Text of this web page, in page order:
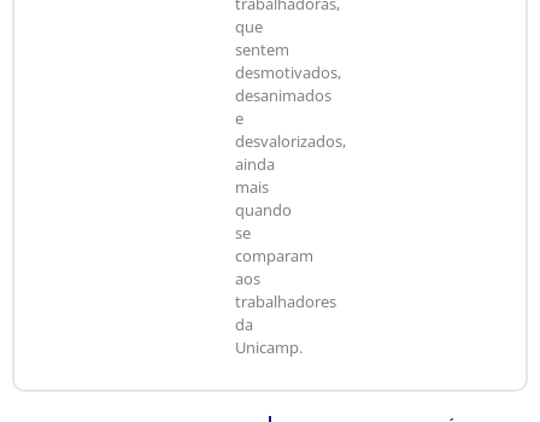
que
sentem
desmotivados,
desanimados
e
desvalorizados,
ainda
mais
quando
se
comparam
aos
trabalhadores
da
Unicamp.